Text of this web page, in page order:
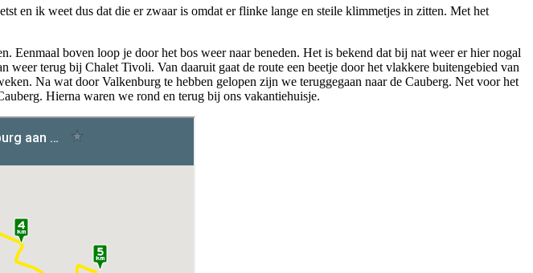
en ik weet dus dat die er zwaar is omdat er flinke lange en steile klimmetjes in zitten. Met het
Eenmaal boven loop je door het bos weer naar beneden. Het is bekend dat bij nat weer er hier nogal
terug bij Chalet Tivoli. Van daaruit gaat de route een beetje door het vlakkere buitengebied van
Na wat door Valkenburg te hebben gelopen zijn we teruggegaan naar de Cauberg. Net voor het
Hierna waren we rond en terug bij ons vakantiehuisje.